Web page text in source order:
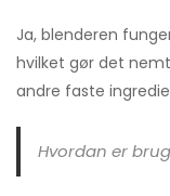
Ja, blenderen
hvilket gør det
andre faste
Hvordan er